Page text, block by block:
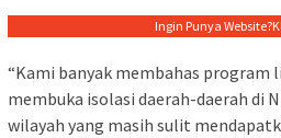
Ingin Punya Website?
“Kami banyak membahas program
membuka isolasi daerah-daerah di
wilayah yang masih sulit